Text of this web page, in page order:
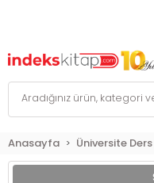
Anasayfa Üniversite